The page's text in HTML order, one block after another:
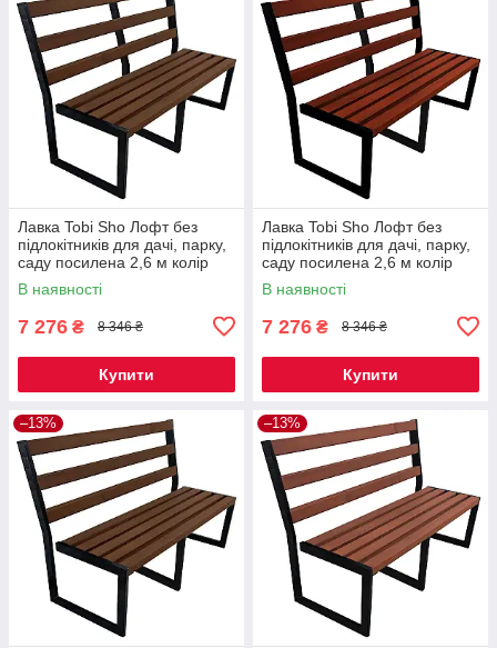
Лавка Tobi Sho Лофт без
підлокітників для дачі, парку,
саду посилена 2,6 м колір
горіх
В наявності
7 276 ₴ 8 346 ₴
Купити
Лавка Tobi Sho Лофт без
підлокітників для дачі, парку,
саду посилена 2,6 м колір
махагоній
В наявності
7 276 ₴ 8 346 ₴
Купити
–13% –13%